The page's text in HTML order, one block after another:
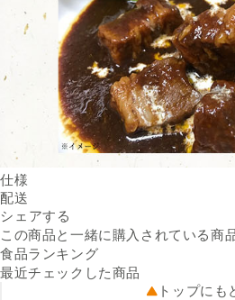
仕様
内容量
原材料名
牛肉
料、
配送
送料
可能
クール便
配送温度帯
出品
シェアする
この商品と一緒に購入されている商
食品ランキング
最近チェックした商品
トップにも